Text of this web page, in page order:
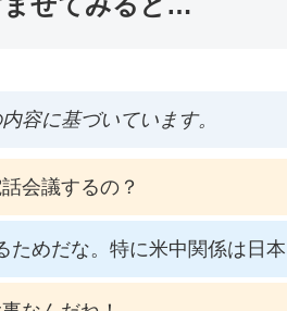
容に基づいています。
会議するの？
めだな。特に米中関係は日